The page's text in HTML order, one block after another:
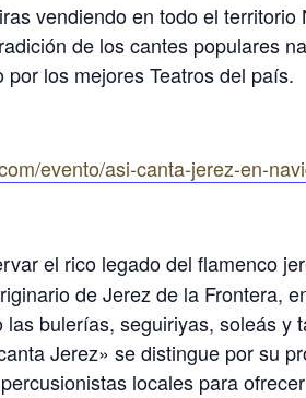
vendiendo en todo el
de los cantes populares
los mejores Teatros del país.
evento/asi-canta-jerez-en-
el rico legado del flamenco
de Jerez de la Frontera,
bulerías, seguiriyas, soleás y
Jerez» se distingue por su
locales para